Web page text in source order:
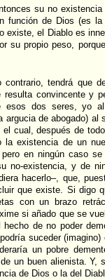
su no
función de Dios (es
existe, el Diablo es
su propio peso,
tendrá que
resulta convincente y
esos dos seres, yo
argucia de abogado) al
el cual, después de
la existencia de un
en ningún caso
no-existencia, y de
hacerlo–, que,
que existe. Si digo
con un brazo
si añado que se
hecho de no poder
suceder
un pobre
un buen alienista. Y,
de Dios o la del